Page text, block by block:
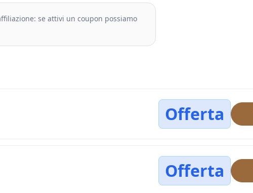
se attivi un coupon possiamo
Offerta
Offerta